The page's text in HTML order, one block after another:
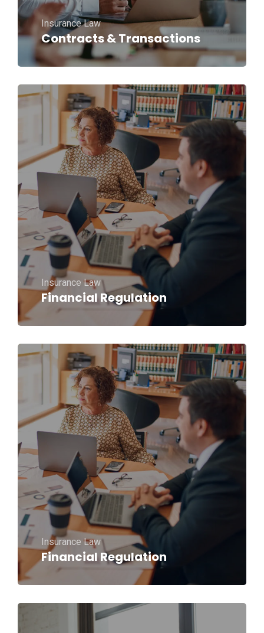
Contracts & Transactions
Insurance Law
Financial Regulation
Insurance Law
Financial Regulation
Insurance Law